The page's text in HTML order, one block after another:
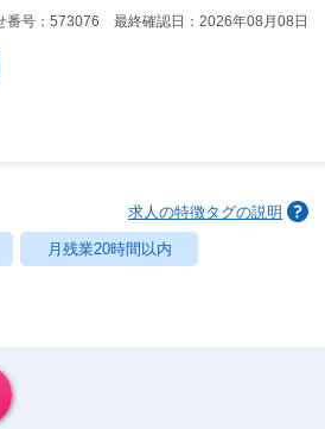
番号：573076 最終確認日：2026年08月08日
求人の特徴タグの説明
月残業20時間以内